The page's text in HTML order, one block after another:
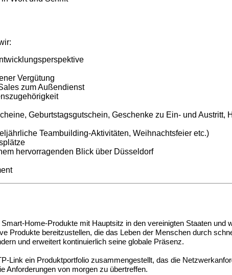
Vergütung
zum Außendienst
Geburtstagsgutschein, Geschenke zu Ein- und Austritt,
Teambuilding-Aktivitäten, Weihnachtsfeier etc.)
hervorragenden Blick über Düsseldorf
Home-Produkte mit Hauptsitz in den vereinigten Staaten und
Produkte bereitzustellen, die das Leben der Menschen durch
und erweitert kontinuierlich seine globale Präsenz.
Link ein Produktportfolio zusammengestellt, das die
Anforderungen von morgen zu übertreffen.